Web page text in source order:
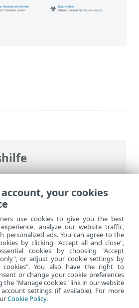
>ESET Internet
mit ESET Internet
your cookies
use cookies to give you the best
analyze our website traffic,
personalized ads. You can agree to the
by clicking "Accept all and close",
cookies by choosing "Accept
or adjust your cookie settings by
cookies". You also have the right to
or change your cookie preferences
the "Manage cookies" link in our website
settings (if available). For more
Cookie Policy.